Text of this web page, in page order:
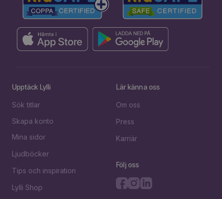
Upptäck Lylli
Sök titlar
Skapa konto
Mina sidor
Ljudböcker
Tips och inspiration
Lylli Shop
Lär känna oss
Om oss
Press
Karriär
Följ oss